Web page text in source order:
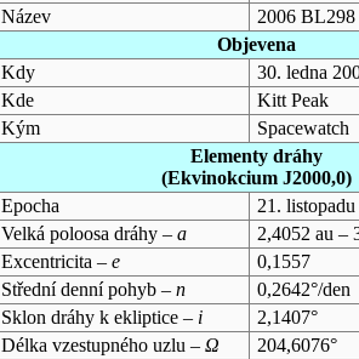
Název
2006 BL298
Objevena
Kdy
30. ledna
Kde
Kitt Peak
Kým
Spacewatch
Elementy dráhy
(Ekvinokcium J2000,0)
Epocha
21.
Velká poloosa dráhy – a
2,4052 au –
Excentricita – e
0,1557
Střední denní pohyb – n
0,2642°/den
Sklon dráhy k ekliptice – i
2,1407°
Délka vzestupného uzlu – Ω
204,6076°